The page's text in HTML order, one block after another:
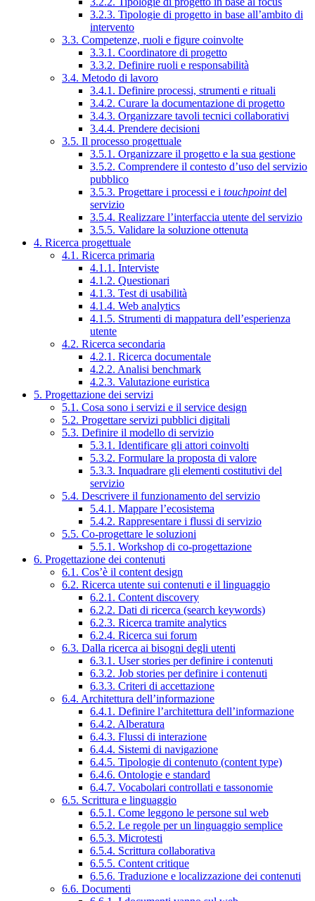
3.2.3. Tipologie di progetto in base all’ambito di
intervento
3.3. Competenze, ruoli e figure coinvolte
3.3.1. Coordinatore di progetto
3.3.2. Definire ruoli e responsabilità
3.4. Metodo di lavoro
3.4.1. Definire processi, strumenti e rituali
3.4.2. Curare la documentazione di progetto
3.4.3. Organizzare tavoli tecnici collaborativi
3.4.4. Prendere decisioni
3.5. Il processo progettuale
3.5.1. Organizzare il progetto e la sua gestione
3.5.2. Comprendere il contesto d’uso del servizio
pubblico
3.5.3. Progettare i processi e i touchpointdel
servizio
3.5.4. Realizzare l’interfaccia utente del servizio
3.5.5. Validare la soluzione ottenuta
4. Ricerca progettuale
4.1. Ricerca primaria
4.1.1. Interviste
4.1.2. Questionari
4.1.3. Test di usabilità
4.1.4. Web analytics
4.1.5. Strumenti di mappatura dell’esperienza
utente
4.2. Ricerca secondaria
4.2.1. Ricerca documentale
4.2.2. Analisi benchmark
4.2.3. Valutazione euristica
5. Progettazione dei servizi
5.1. Cosa sono i servizi e il service design
5.2. Progettare servizi pubblici digitali
5.3. Definire il modello di servizio
5.3.1. Identificare gli attori coinvolti
5.3.2. Formulare la proposta di valore
5.3.3. Inquadrare gli elementi costitutivi del
servizio
5.4. Descrivere il funzionamento del servizio
5.4.1. Mappare l’ecosistema
5.4.2. Rappresentare i flussi di servizio
5.5. Co-progettare le soluzioni
5.5.1. Workshop di co-progettazione
6. Progettazione dei contenuti
6.1. Cos’è il content design
6.2. Ricerca utente sui contenuti e il linguaggio
6.2.1. Content discovery
6.2.2. Dati di ricerca (search keywords)
6.2.3. Ricerca tramite analytics
6.2.4. Ricerca sui forum
6.3. Dalla ricerca ai bisogni degli utenti
6.3.1. User stories per definire i contenuti
6.3.2. Job stories per definire i contenuti
6.3.3. Criteri di accettazione
6.4. Architettura dell’informazione
6.4.1. Definire l’architettura dell’informazione
6.4.2. Alberatura
6.4.3. Flussi di interazione
6.4.4. Sistemi di navigazione
6.4.5. Tipologie di contenuto (content type)
6.4.6. Ontologie e standard
6.4.7. Vocabolari controllati e tassonomie
6.5. Scrittura e linguaggio
6.5.1. Come leggono le persone sul web
6.5.2. Le regole per un linguaggio semplice
6.5.3. Microtesti
6.5.4. Scrittura collaborativa
6.5.5. Content critique
6.5.6. Traduzione e localizzazione dei contenuti
6.6. Documenti